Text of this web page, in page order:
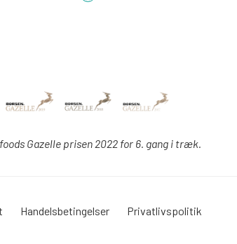
Gazelle prisen 2022 for 6. gang i træk.
Handelsbetingelser Privatlivspolitik